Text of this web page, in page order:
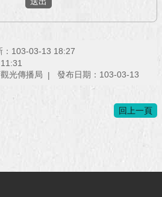
：103-03-13 18:27
光傳播局
發布日期：103-03-13
回上一頁